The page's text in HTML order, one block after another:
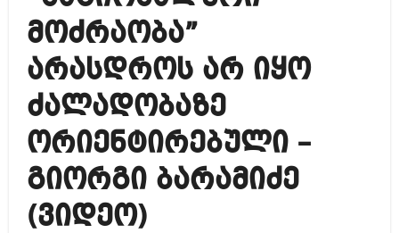
მოძრაობა”
არასდროს არ იყო
ძალადობაზე
ორიენტირებული –
გიორგი ბარამიძე
(ვიდეო)